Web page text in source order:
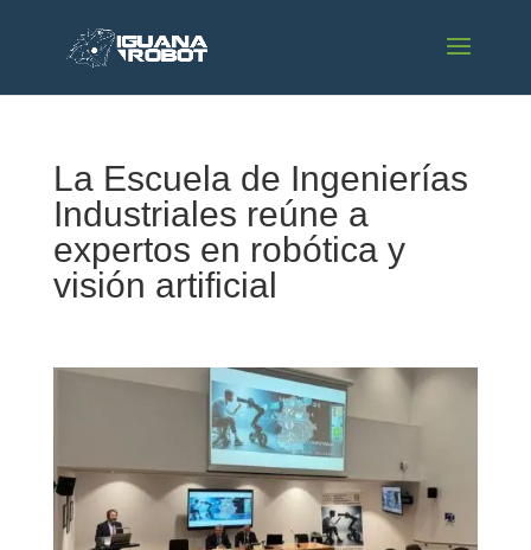
La Escuela de Ingenierías
Industriales reúne a
expertos en robótica y
visión artificial